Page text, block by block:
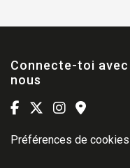
Connecte-toi avec
nous
Préférences de cookies